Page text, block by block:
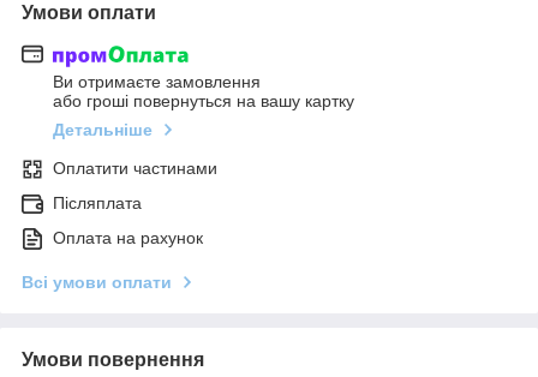
Умови оплати
Ви отримаєте замовлення
або гроші повернуться на вашу картку
Детальніше
Оплатити частинами
Післяплата
Оплата на рахунок
Всі умови оплати
Умови повернення